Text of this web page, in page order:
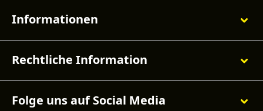
Informationen
Rechtliche Information
Folge uns auf Social Media